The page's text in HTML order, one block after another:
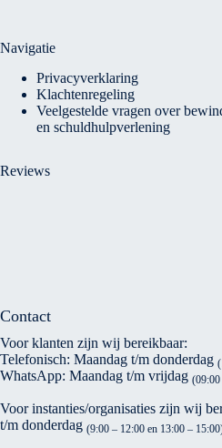
Navigatie
Privacyverklaring
Klachtenregeling
Veelgestelde vragen over
en schuldhulpverlening
Reviews
Contact
Voor klanten zijn wij bereikbaar:
Telefonisch: Maandag t/m donderdag
WhatsApp: Maandag t/m vrijdag
Voor instanties/organisaties zijn wij
t/m donderdag (9:00 – 12:00 en 13:00 –